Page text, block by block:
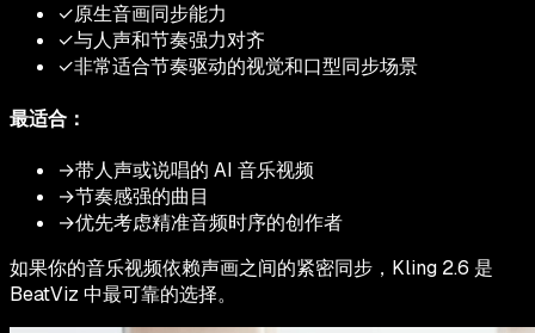
✓原生音画同步能力
✓与人声和节奏强力对齐
✓非常适合节奏驱动的视觉和口型同步场景
最适合：
→带人声或说唱的 AI 音乐视频
→节奏感强的曲目
→优先考虑精准音频时序的创作者
如果你的音乐视频依赖声画之间的紧密同步，Kling 2.6 是
BeatViz 中最可靠的选择。